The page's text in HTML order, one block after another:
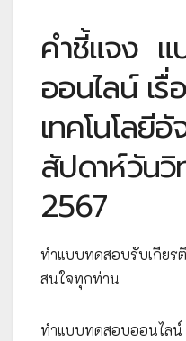
คำชี้แจง แ
ออนไลน์ เรื่
เทคโนโลยีอั
สัปดาห์วัน
2567
ทำแบบทดสอบรับเกียร
สนใจทุกท่าน
ทำแบบทดสอบออนไลน์